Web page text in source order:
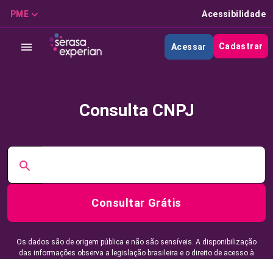
PME Acessibilidade
Acessar Cadastrar
Consulta CNPJ
Consultar Grátis
Os dados são de origem pública e não são sensíveis. A disponibilização
das informações observa a legislação brasileira e o direito de acesso à